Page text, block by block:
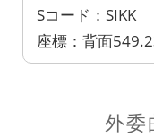
Sコード：SIKK
座標：背面
外委